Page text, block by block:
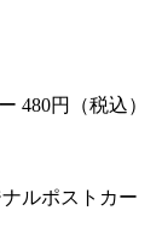
480円（税込）
ルポストカー